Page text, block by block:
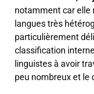
notamment car elle
langues très
particulièrement
classification
linguistes à avoir
peu nombreux et le